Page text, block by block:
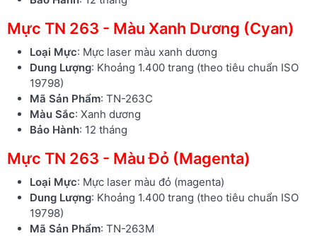
Mực TN 263 - Màu Xanh Dương (Cyan)
Loại Mực: Mực laser màu xanh dương
Dung Lượng: Khoảng 1.400 trang (theo tiêu chuẩn ISO
19798)
Mã Sản Phẩm: TN-263C
Màu Sắc: Xanh dương
Bảo Hành: 12 tháng
Mực TN 263 - Màu Đỏ (Magenta)
Loại Mực: Mực laser màu đỏ (magenta)
Dung Lượng: Khoảng 1.400 trang (theo tiêu chuẩn ISO
19798)
Mã Sản Phẩm: TN-263M